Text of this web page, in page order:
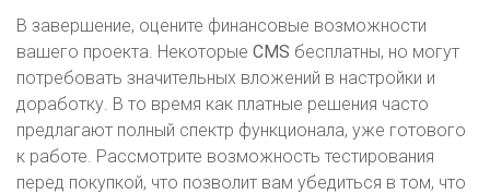
В завершение, оцените финансовые возможности
вашего проекта. Некоторые CMS бесплатны, но могут
потребовать значительных вложений в настройки и
доработку. В то время как платные решения часто
предлагают полный спектр функционала, уже готового
к работе. Рассмотрите возможность тестирования
перед покупкой, что позволит вам убедиться в том, что